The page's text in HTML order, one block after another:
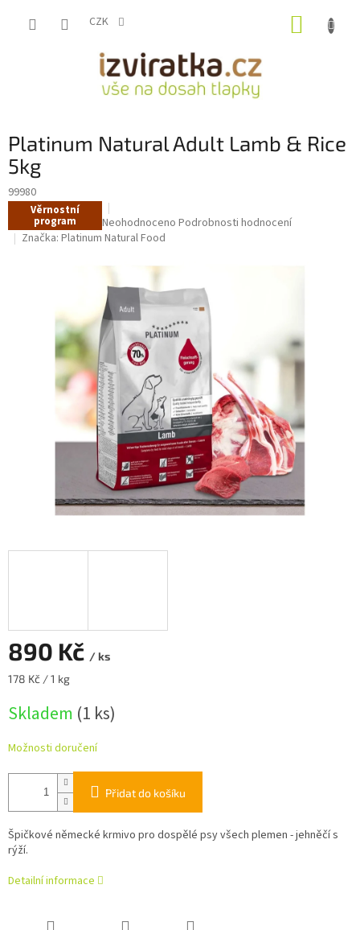
CZK
Platinum Natural Adult Lamb & Rice
5kg
99980
Věrnostní
program
Průměrné
hodnocení
je
0,0
z
5
hvězdiček.
Neohodnoceno Podrobnosti hodnocení
Značka: Platinum Natural Food
890 Kč / ks
Měrná
178 Kč / 1 kg
Skladem (1 ks)
Možnosti doručení
Přidat do košíku
Špičkové německé krmivo pro dospělé psy všech plemen - jehněčí s
rýží.
Detailní informace